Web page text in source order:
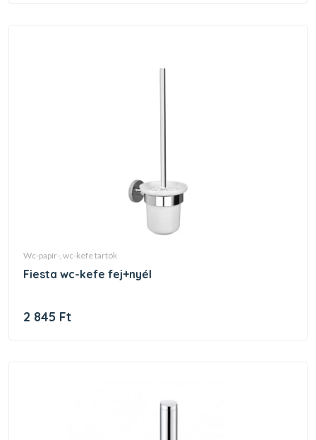
wc-papír-, wc-kefe tartók
fiesta wc-kefe fej+nyél
2 845 Ft